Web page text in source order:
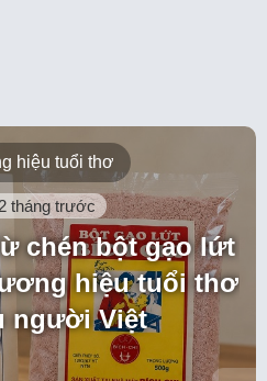
hiệu tuổi thơ
2 tháng trước
chén bột gạo lứt
hiệu tuổi thơ
người Việt